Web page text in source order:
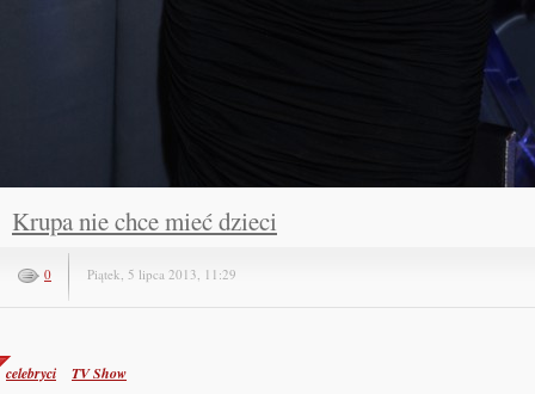
Krupa nie chce mieć dzieci
0 Piątek, 5 lipca 2013, 11:29
celebryci TV Show